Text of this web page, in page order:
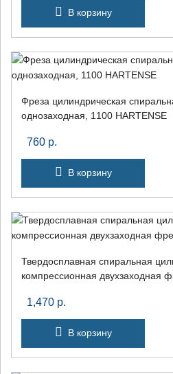
В корзину
Фреза цилиндрическая
однозаходная, 1100 HARTENSE
760 р.
В корзину
Твердосплавная спиральная
компрессионная двухзаходная фреза 1202 / 1232
1,470 р.
В корзину